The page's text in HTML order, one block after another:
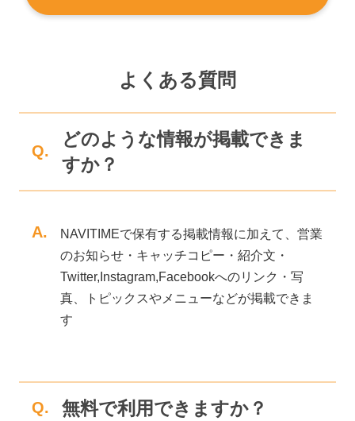
よくある質問
Q.
どのような情報が掲載できま
すか？
A.
NAVITIMEで保有する掲載情報に加えて、営業
のお知らせ・キャッチコピー・紹介文・
Twitter,Instagram,Facebookへのリンク・写
真、トピックスやメニューなどが掲載できま
す
Q. 無料で利用できますか？